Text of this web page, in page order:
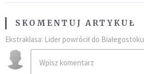
SKOMENTUJ ARTYKUŁ
Ekstraklasa: Lider powrócił do Białegostoku